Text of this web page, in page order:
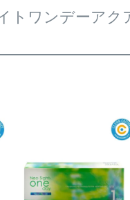
トワンデーアク